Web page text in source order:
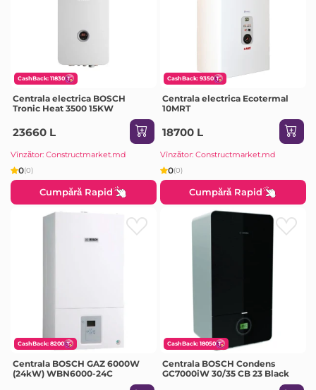
CashBack: 11830
Centrala electrica BOSCH
Tronic Heat 3500 15KW
23660 L
Vînzător: Constructmarket.md
0(0)
Cumpără Rapid
CashBack: 9350
Centrala electrica Ecotermal
10MRT
18700 L
Vînzător: Constructmarket.md
0(0)
Cumpără Rapid
CashBack: 8200
Centrala BOSCH GAZ 6000W
(24kW) WBN6000-24C
CashBack: 18050
Centrala BOSCH Condens
GC7000iW 30/35 CB 23 Black